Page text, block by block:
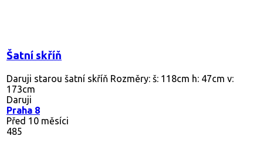
Šatní skříň
Daruji starou šatní skříň Rozměry: š: 118cm h: 47cm v:
173cm
Daruji
Praha 8
Před 10 měsíci
485